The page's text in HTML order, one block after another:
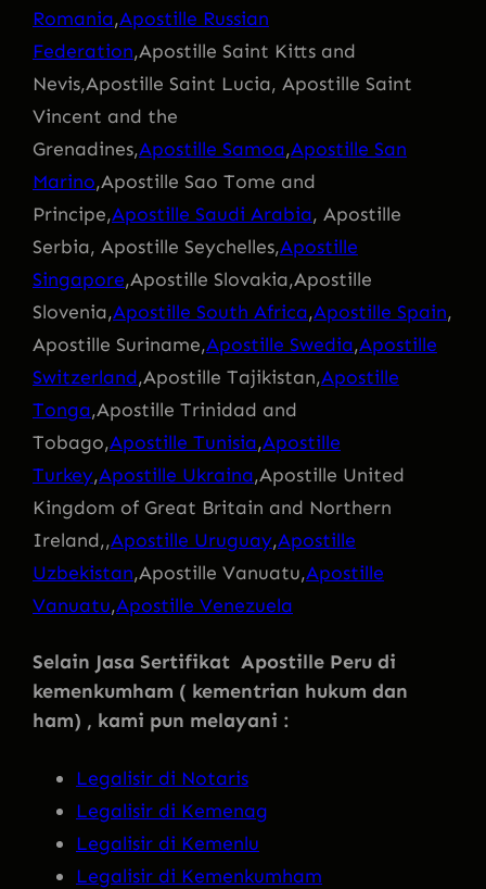
Romania,Apostille Russian
Federation,Apostille Saint Kitts and
Nevis,Apostille Saint Lucia, Apostille Saint
Vincent and the
Grenadines,Apostille Samoa,Apostille San
Marino,Apostille Sao Tome and
Principe,Apostille Saudi Arabia, Apostille
Serbia, Apostille Seychelles,Apostille
Singapore,Apostille Slovakia,Apostille
Slovenia,Apostille South Africa,Apostille Spain,
Apostille Suriname,Apostille Swedia,Apostille
Switzerland,Apostille Tajikistan,Apostille
Tonga,Apostille Trinidad and
Tobago,Apostille Tunisia,Apostille
Turkey,Apostille Ukraina,Apostille United
Kingdom of Great Britain and Northern
Ireland,,Apostille Uruguay,Apostille
Uzbekistan,Apostille Vanuatu,Apostille
Vanuatu,Apostille Venezuela
Selain Jasa Sertifikat Apostille Peru di
kemenkumham ( kementrian hukum dan
ham) , kami pun melayani :
Legalisir di Notaris
Legalisir di Kemenag
Legalisir di Kemenlu
Legalisir di Kemenkumham